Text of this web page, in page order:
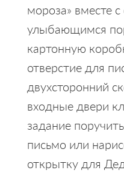
мороза» вместе
улыбающимся
картонную
отверстие для
двухсторонний
входные двери
задание
письмо или
открытку для